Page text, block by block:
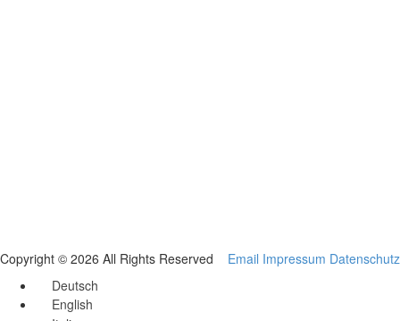
Copyright © 2026 All Rights Reserved Email Impressum Datenschutz
Deutsch
English